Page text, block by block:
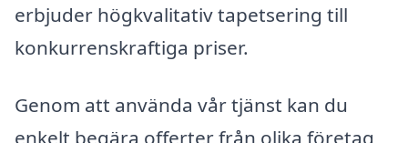
erbjuder högkvalitativ tapetsering till
konkurrenskraftiga priser.
Genom att använda vår tjänst kan du